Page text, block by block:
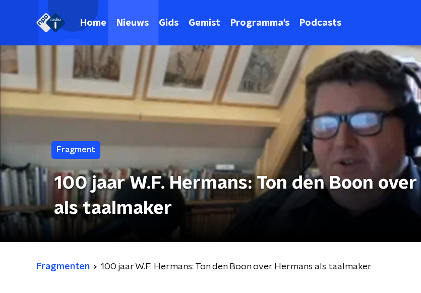
Home Nieuws Gids Gemist Programma's Podcasts
Fragment
100 jaar W.F. Hermans: Ton den Boon
als taalmaker
Fragmenten 100 jaar W.F. Hermans: Ton den Boon over Hermans als taalmaker